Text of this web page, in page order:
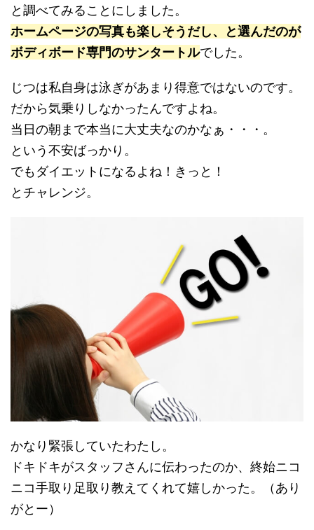
と調べてみることにしました。
ホームページの写真も楽しそうだし、と選んだのが
ボディボード専門のサンタートルでした。
じつは私自身は泳ぎがあまり得意ではないのです。
だから気乗りしなかったんですよね。
当日の朝まで本当に大丈夫なのかなぁ・・・。
という不安ばっかり。
でもダイエットになるよね！きっと！
とチャレンジ。
かなり緊張していたわたし。
ドキドキがスタッフさんに伝わったのか、終始ニコ
ニコ手取り足取り教えてくれて嬉しかった。（あり
がとー）